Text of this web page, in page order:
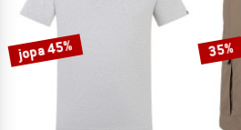
jopa 45% 35%